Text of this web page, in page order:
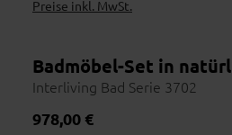
1 Online entdecken
2 Händler finden
Nutze die Händlersuche
3 Stoffe & Farben prüfen
Wohnbeispiel
Preise inkl. MwSt.
Badmöbel-Set in
Interliving Bad Serie 3702
Regulärer Preis:
978,00 €